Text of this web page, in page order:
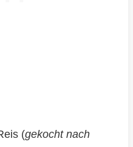
(gekocht nach